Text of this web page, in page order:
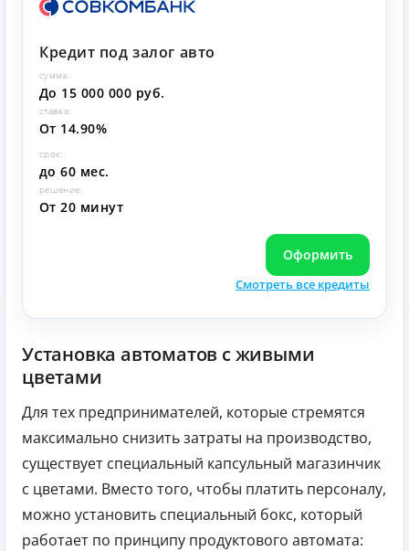
Кредит под залог авто
сумма:
До 15 000 000 руб.
ставка:
От 14.90%
срок:
до 60 мес.
решение:
От 20 минут
Оформить
Смотреть все кредиты
Установка автоматов с живыми
цветами
Для тех предпринимателей, которые стремятся
максимально снизить затраты на производство,
существует специальный капсульный магазинчик
с цветами. Вместо того, чтобы платить персоналу,
можно установить специальный бокс, который
работает по принципу продуктового автомата: